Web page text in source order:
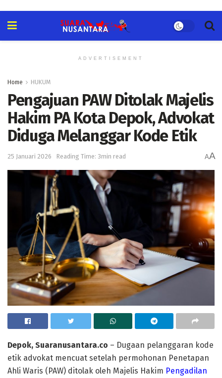
ADVERTISEMENT
Home HUKUM
Pengajuan PAW Ditolak Majelis
Hakim PA Kota Depok, Advokat
Diduga Melanggar Kode Etik
25 Januari 2026 Reading Time: 3min read AA
Depok, Suaranusantara.co – Dugaan pelanggaran kode
etik advokat mencuat setelah permohonan Penetapan
Ahli Waris (PAW) ditolak oleh Majelis Hakim Pengadilan